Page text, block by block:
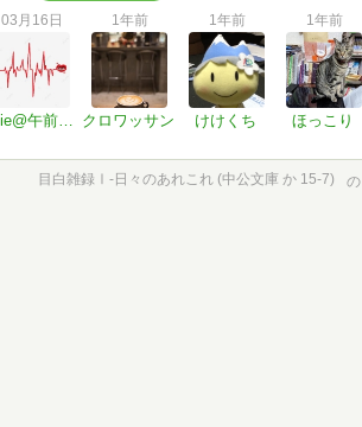
03月16日
chie@午前三時のシンデレラ
1年前
クロワッサン
1年前
けけくち
1年前
ほっこり
目白雑録Ⅰ-日々のあれこれ (中公文庫 か 15-7) の